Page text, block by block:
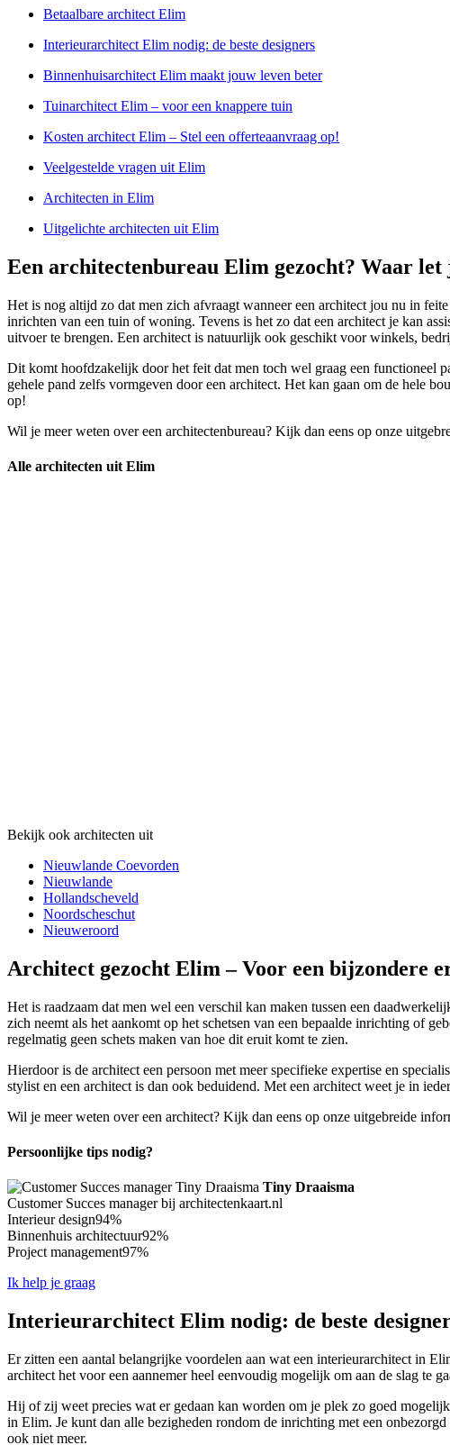
Betaalbare architect Elim
Interieurarchitect Elim nodig: de beste designers
Binnenhuisarchitect Elim maakt jouw leven beter
Tuinarchitect Elim – voor een knappere tuin
Kosten architect Elim – Stel een offerteaanvraag op!
Veelgestelde vragen uit Elim
Architecten in Elim
Uitgelichte architecten uit Elim
Een architectenbureau Elim gezocht? Waar let
Het is nog altijd zo dat men zich afvraagt wanneer een architect jou nu in
inrichten van een tuin of woning. Tevens is het zo dat een architect je kan
uitvoer te brengen. Een architect is natuurlijk ook geschikt voor winkels,
Dit komt hoofdzakelijk door het feit dat men toch wel graag een functioneel
gehele pand zelfs vormgeven door een architect. Het kan gaan om de hele
op!
Wil je meer weten over een architectenbureau? Kijk dan eens op onze
Alle architecten uit Elim
Bekijk ook architecten uit
Nieuwlande Coevorden
Nieuwlande
Hollandscheveld
Noordscheschut
Nieuweroord
Architect gezocht Elim – Voor een bijzondere
Het is raadzaam dat men wel een verschil kan maken tussen een
zich neemt als het aankomt op het schetsen van een bepaalde inrichting of
regelmatig geen schets maken van hoe dit eruit komt te zien.
Hierdoor is de architect een persoon met meer specifieke expertise en
stylist en een architect is dan ook beduidend. Met een architect weet je in
Wil je meer weten over een architect? Kijk dan eens op onze uitgebreide
Persoonlijke tips nodig?
Tiny Draaisma
Customer Succes manager bij architectenkaart.nl
Interieur design94%
Binnenhuis architectuur92%
Project management97%
Ik help je graag
Interieurarchitect Elim nodig: de beste
Er zitten een aantal belangrijke voordelen aan wat een interieurarchitect in
architect het voor een aannemer heel eenvoudig mogelijk om aan de slag
Hij of zij weet precies wat er gedaan kan worden om je plek zo goed
in Elim. Je kunt dan alle bezigheden rondom de inrichting met een
ook niet meer.